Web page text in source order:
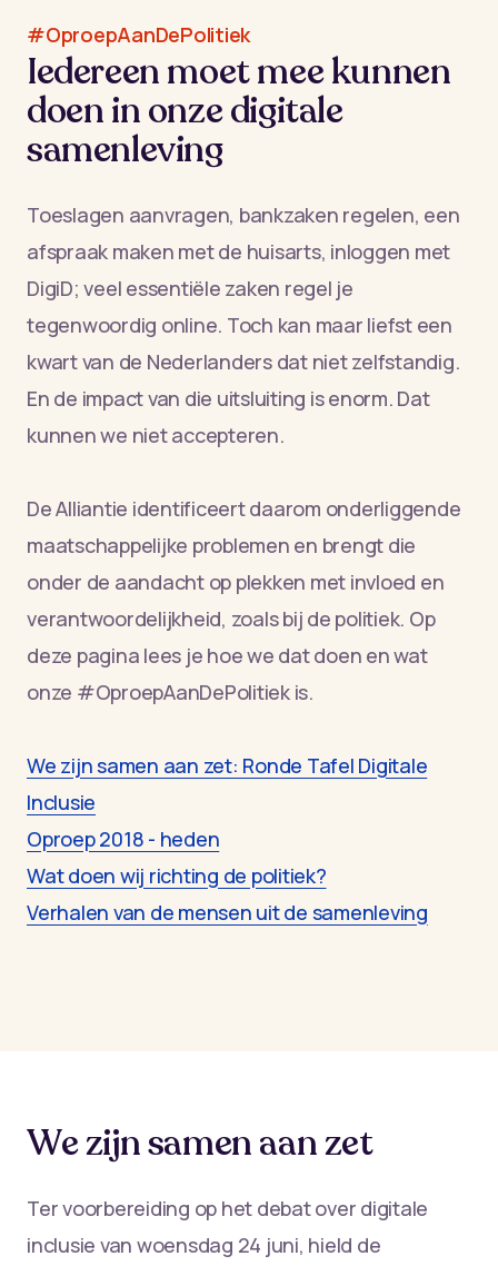
#OproepAanDePolitiek
Iedereen moet mee kunnen
doen in onze digitale
samenleving
Toeslagen aanvragen, bankzaken regelen, een
afspraak maken met de huisarts, inloggen met
DigiD; veel essentiële zaken regel je
tegenwoordig online. Toch kan maar liefst een
kwart van de Nederlanders dat niet zelfstandig.
En de impact van die uitsluiting is enorm. Dat
kunnen we niet accepteren.
De Alliantie identificeert daarom onderliggende
maatschappelijke problemen en brengt die
onder de aandacht op plekken met invloed en
verantwoordelijkheid, zoals bij de politiek. Op
deze pagina lees je hoe we dat doen en wat
onze #OproepAanDePolitiek is.
We zijn samen aan zet: Ronde Tafel Digitale
Inclusie
Oproep 2018 - heden
Wat doen wij richting de politiek?
Verhalen van de mensen uit de samenleving
We zijn samen aan zet
Ter voorbereiding op het debat over digitale
inclusie van woensdag 24 juni, hield de